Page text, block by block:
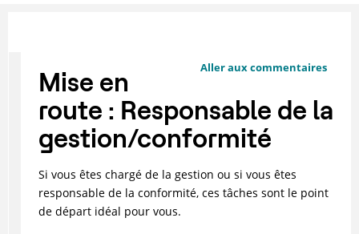
Aller aux commentaires
Mise en
route : Responsable de la
gestion/conformité
Si vous êtes chargé de la gestion ou si vous êtes
responsable de la conformité, ces tâches sont le point
de départ idéal pour vous.